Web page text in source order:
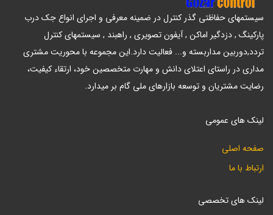
سیستمهای حفاظتی گذر کنترل در ضمینه معرفی و اجرای انواع جک درب
پارکینگ , دزدگیر اماکن , آیفون تصویری , راهبند , سیستمهای کنترل
تردد,دوربین مداربسته و... فعالیت دارد.این مجموعه با محوریت مشتری
مداری در راستای اعتلای دانش و مهارت متخصصین خود، ارتقاء کیفیت،
رضایت مشتریان و توسعه بازارهای ملی گام بر میدارد.
لینک های عمومی
صفحه اصلی
ارتباط با ما
لینک های تخصصی